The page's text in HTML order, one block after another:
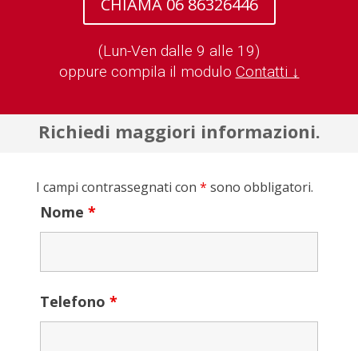
(Lun-Ven dalle 9 alle 19)
oppure compila il modulo Contatti ↓
Richiedi maggiori informazioni.
I campi contrassegnati con * sono obbligatori.
Nome *
Telefono *